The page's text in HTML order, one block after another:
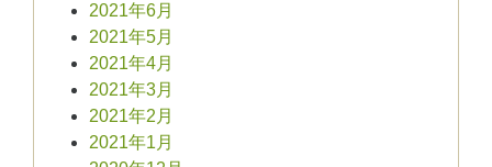
2021年6月
2021年5月
2021年4月
2021年3月
2021年2月
2021年1月